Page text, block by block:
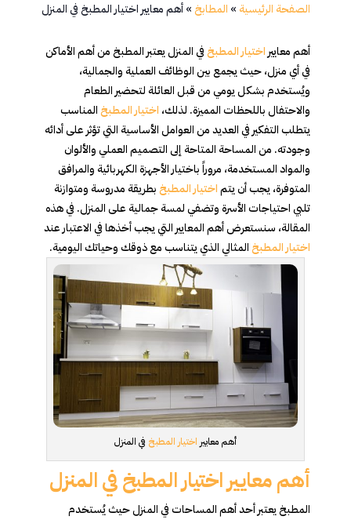
الصفحة الرئيسية » المطابخ »أهم معايير اختيار المطبخ في المنزل
أهم معاييراختيار المطبخفي المنزل يعتبر المطبخ من أهم الأماكن
في أي منزل، حيث يجمع بين الوظائف العملية والجمالية،
ويُستخدم بشكل يومي من قبل العائلة لتحضير الطعام
والاحتفال باللحظات المميزة. لذلك، اختيار المطبخالمناسب
يتطلب التفكير في العديد من العوامل الأساسية التي تؤثر على أدائه
وجودته. من المساحة المتاحة إلى التصميم العملي والألوان
والمواد المستخدمة، مروراً باختيار الأجهزة الكهربائية والمرافق
المتوفرة، يجب أن يتماختيار المطبخبطريقة مدروسة ومتوازنة
تلبي احتياجات الأسرة وتضفي لمسة جمالية على المنزل. في هذه
المقالة، سنستعرض أهم المعايير التي يجب أخذها في الاعتبار عند
اختيار المطبخالمثالي الذي يتناسب مع ذوقك وحياتك اليومية.
أهم معايير اختيار المطبخ في المنزل
أهم معايير اختيار المطبخ في المنزل
المطبخ يعتبر أحد أهم المساحات في المنزل حيث يُستخدم